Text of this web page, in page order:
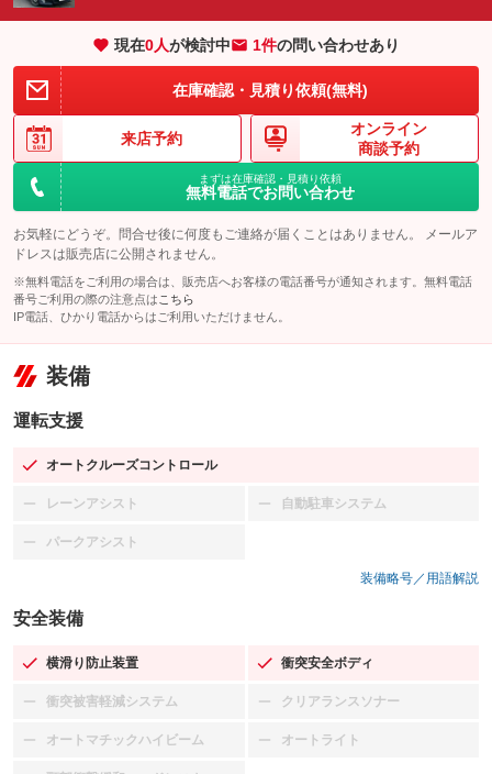
現在0人が検討中 1件の問い合わせあり
在庫確認・見積り依頼(無料)
来店予約
オンライン
商談予約
まずは在庫確認・見積り依頼
無料電話でお問い合わせ
お気軽にどうぞ。問合せ後に何度もご連絡が届くことはありません。 メールア
ドレスは販売店に公開されません。
※無料電話をご利用の場合は、販売店へお客様の電話番号が通知されます。無料電話
番号ご利用の際の注意点は こちら
IP電話、ひかり電話からはご利用いただけません。
装備
運転支援
オートクルーズコントロール
：装備あり
レーンアシスト
：装備なし 自動駐車システム
：装備なし
パークアシスト
：装備なし
装備略号／用語解説
安全装備
横滑り防止装置
：装備あり 衝突安全ボディ
：装備あり
衝突被害軽減システム
：装備なし クリアランスソナー
：装備なし
オートマチックハイビーム
：装備なし オートライト
：装備なし